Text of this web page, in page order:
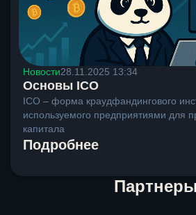
Новости28.11.2025 13:34
Основы ICO
ICO – форма краудфандингового
используемого предприятиями для
капитала
Подробнее
Партнеры